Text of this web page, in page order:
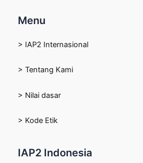
Menu
> IAP2 Internasional
> Tentang Kami
> Nilai dasar
> Kode Etik
IAP2 Indonesia